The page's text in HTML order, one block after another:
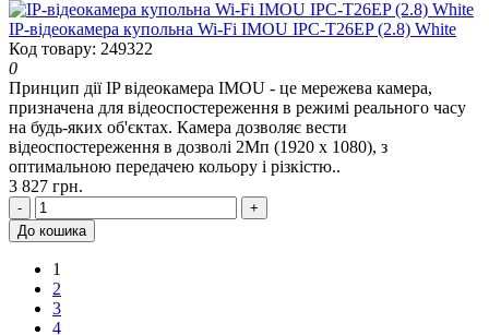
IP-відеокамера купольна Wi-Fi IMOU IPC-T26EP (2.8) White
Код товару: 249322
0
Принцип дії IP відеокамера IMOU - це мережева камера,
призначена для відеоспостереження в режимі реального часу
на будь-яких об'єктах. Камера дозволяє вести
відеоспостереження в дозволі 2Мп (1920 x 1080), з
оптимальною передачею кольору і різкістю..
3 827 грн.
-
+
До кошика
1
2
3
4